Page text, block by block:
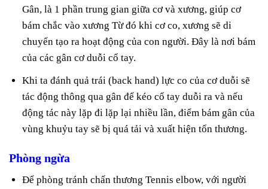
Gân, là 1 phần trung gian giữa cơ và xương, giúp cơ
bám chắc vào xương Từ đó khi cơ co, xương sẽ di
chuyển tạo ra hoạt động của con người. Đây là nơi bám
của các gân cơ duỗi cổ tay.
Khi ta đánh quả trái (back hand) lực co của cơ duỗi sẽ
tác động thông qua gân để kéo cổ tay duỗi ra và nếu
động tác này lặp đi lặp lại nhiều lần, điểm bám gân của
vùng khuỷu tay sẽ bị quá tải và xuất hiện tổn thương.
Phòng ngừa
Để phòng tránh chấn thương Tennis elbow, với người